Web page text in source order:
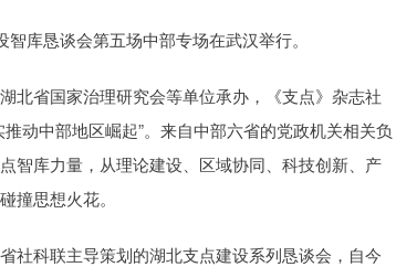
库恳谈会第五场中部专场在武汉举行。
省国家治理研究会等单位承办，《支点》杂志社
动中部地区崛起”。来自中部六省的党政机关相关负
智库力量，从理论建设、区域协同、科技创新、产
撞思想火花。
科联主导策划的湖北支点建设系列恳谈会，自今